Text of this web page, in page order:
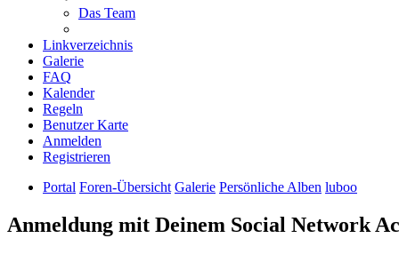
Das Team
Linkverzeichnis
Galerie
FAQ
Kalender
Regeln
Benutzer Karte
Anmelden
Registrieren
Portal Foren-Übersicht Galerie Persönliche Alben luboo
Anmeldung mit Deinem Social Network